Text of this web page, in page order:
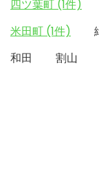
四ツ葉町 (1件)
米田町 (1件)
和田
割山